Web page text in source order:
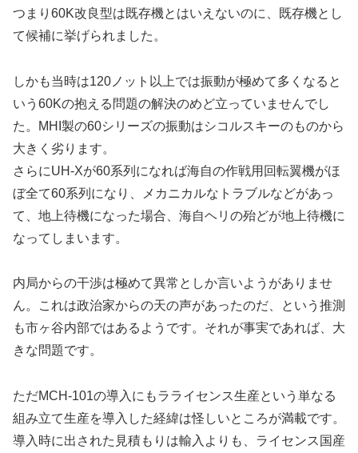
つまり60K改良型は既存機とはいえないのに、既存機とし
て候補に挙げられました。
しかも当時は120ノット以上では振動が極めて多くなると
いう60Kの抱える問題の解決のめど立っていませんでし
た。MHI製の60シリーズの振動はシコルスキーのものから
大きく劣ります。
さらにUH-Xが60系列になれば海自の作戦用回転翼機がほ
ぼ全て60系列になり、メカニカルなトラブルなどがあっ
て、地上待機になった場合、海自ヘリの殆どが地上待機に
なってしまいます。
内局からの干渉は極めて異常としか言いようがありませ
ん。これは政治家からの天の声があったのだ、という推測
も市ヶ谷内部ではあるようです。それが事実であれば、大
きな問題です。
ただMCH-101の導入にもラライセンス生産という単なる
組み立て生産を導入した経緯は怪しいところが満載です。
導入時に出された見積もりは輸入よりも、ライセンス国産